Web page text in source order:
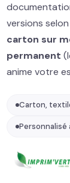
versions
carton sur
permanent
anime votre
Carton,
Personnalisé